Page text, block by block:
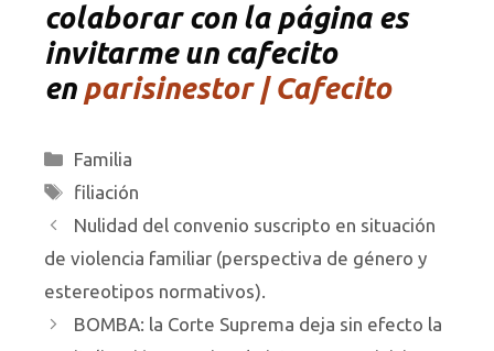
colaborar con la página es
invitarme un cafecito
en parisinestor | Cafecito
Categorías
Familia
Etiquetas
filiación
Nulidad del convenio suscripto en situación
de violencia familiar (perspectiva de género y
estereotipos normativos).
BOMBA: la Corte Suprema deja sin efecto la